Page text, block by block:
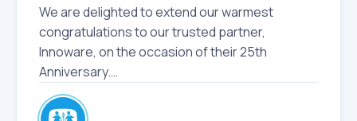
We are delighted to extend our warmest
congratulations to our trusted partner,
Innoware, on the occasion of their 25th
Anniversary.
Since we started working together in
December 2021, you’ve consistently been a